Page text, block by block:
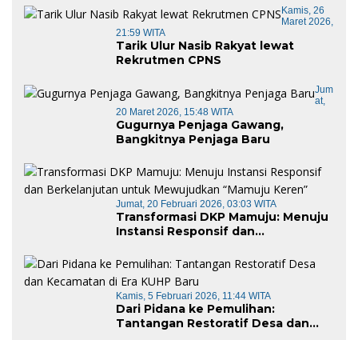
Kamis, 26
Maret 2026,
21:59 WITA
Tarik Ulur Nasib Rakyat lewat
Rekrutmen CPNS
Jum
At,
20 Maret 2026, 15:48 WITA
Gugurnya Penjaga Gawang,
Bangkitnya Penjaga Baru
Jumat, 20 Februari 2026, 03:03 WITA
Transformasi DKP Mamuju: Menuju
Instansi Responsif dan
“Mamuju Keren”
Kamis, 5 Februari 2026, 11:44 WITA
Dari Pidana ke Pemulihan:
Tantangan Restoratif Desa dan